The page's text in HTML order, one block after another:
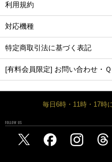
利用規約
対応機種
特定商取引法に基づく表記
[有料会員限定] お問い合わせ・Ｑ
毎日6時・11時・17時
FOLLOW US